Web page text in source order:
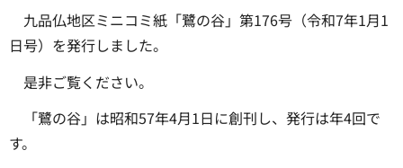
九品仏地区ミニコミ紙「鷺の谷」第176号（令和7年1月1
日号）を発行しました。
是非ご覧ください。
「鷺の谷」は昭和57年4月1日に創刊し、発行は年4回で
す。